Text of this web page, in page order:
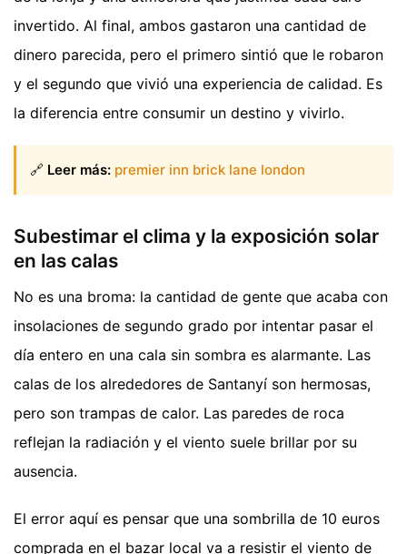
invertido. Al final, ambos gastaron una cantidad de
dinero parecida, pero el primero sintió que le robaron
y el segundo que vivió una experiencia de calidad. Es
la diferencia entre consumir un destino y vivirlo.
🔗 Leer más: premier inn brick lane london
Subestimar el clima y la exposición solar
en las calas
No es una broma: la cantidad de gente que acaba con
insolaciones de segundo grado por intentar pasar el
día entero en una cala sin sombra es alarmante. Las
calas de los alrededores de Santanyí son hermosas,
pero son trampas de calor. Las paredes de roca
reflejan la radiación y el viento suele brillar por su
ausencia.
El error aquí es pensar que una sombrilla de 10 euros
comprada en el bazar local va a resistir el viento de